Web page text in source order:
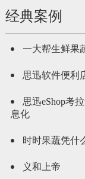
经典案例
一大帮生鲜果
思迅软件便利
思迅eShop考
息化
时时果蔬凭什
义和上帝